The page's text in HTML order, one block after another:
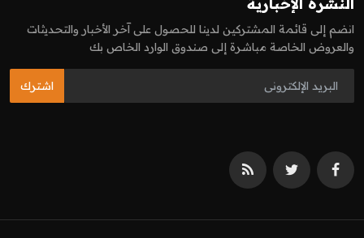
النشرة الإخبارية
انضم إلى قائمة المشتركين لدينا للحصول على آخر الأخبار والتحديثات
والعروض الخاصة مباشرة إلى صندوق الوارد الخاص بك
اشترك